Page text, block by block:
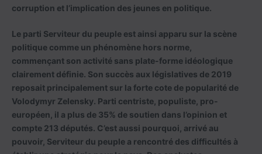
corruption et l’implication des jeunes en politique.
Le parti Serviteur du peuple est ainsi apparu sur la scène
politique comme un phénomène hors norme,
commençant son activité sans plate-forme idéologique
clairement définie. Son succès aux législatives de 2019
reposait principalement sur la forte cote de popularité de
Volodymyr Zelensky. Parti centriste, populiste, pro-
européen, il a plus de 35% de soutien dans l’opinion et
compte 213 députés. C’est aussi pourquoi, arrivé au
pouvoir, Serviteur du peuple a rencontré des difficultés à